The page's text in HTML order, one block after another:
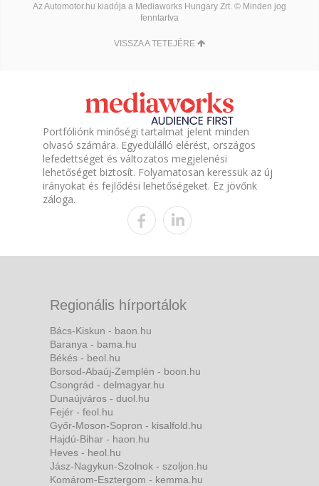
Az Automotor.hu kiadója a Mediaworks Hungary Zrt. © Minden jog
fenntartva
VISSZA A TETEJÉRE
Portfóliónk minőségi tartalmat jelent minden
olvasó számára. Egyedülálló elérést, országos
lefedettséget és változatos megjelenési
lehetőséget biztosít. Folyamatosan keressük az új
irányokat és fejlődési lehetőségeket. Ez jövőnk
záloga.
Regionális hírportálok
Bács-Kiskun - baon.hu
Baranya - bama.hu
Békés - beol.hu
Borsod-Abaúj-Zemplén - boon.hu
Csongrád - delmagyar.hu
Dunaújváros - duol.hu
Fejér - feol.hu
Győr-Moson-Sopron - kisalfold.hu
Hajdú-Bihar - haon.hu
Heves - heol.hu
Jász-Nagykun-Szolnok - szoljon.hu
Komárom-Esztergom - kemma.hu